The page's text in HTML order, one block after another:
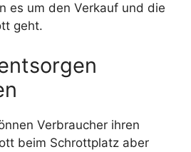
es um den Verkauf und die
geht.
Verbraucher ihren
beim Schrottplatz aber